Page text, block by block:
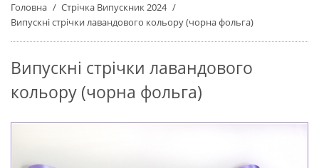
Головна
Стрічка Випускник 2024
Випускні стрічки лавандового кольору (чорна фольга)
Випускні стрічки лавандового
кольору (чорна фольга)